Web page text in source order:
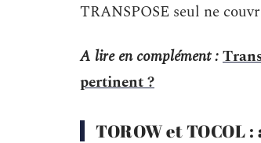
TRANSPOSE seul ne
A lire en complément :
pertinent ?
TOROW et